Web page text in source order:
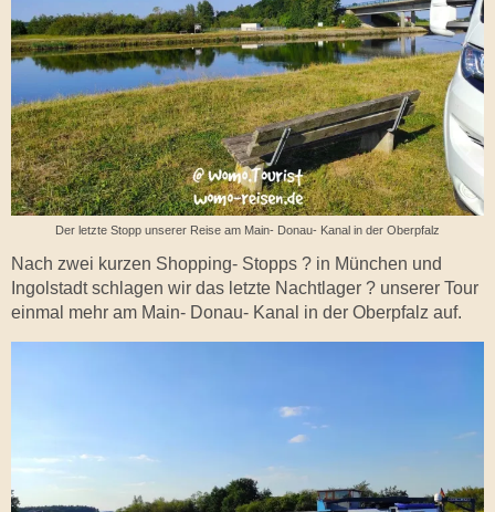
Der letzte Stopp unserer Reise am Main- Donau- Kanal in der Oberpfalz
Nach zwei kurzen Shopping- Stopps ?️ in München und
Ingolstadt schlagen wir das letzte Nachtlager ? unserer Tour
einmal mehr am Main- Donau- Kanal in der Oberpfalz auf.